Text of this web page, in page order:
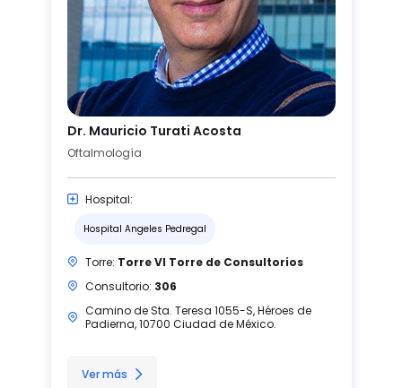
Dr. Mauricio Turati Acosta
Oftalmología
Hospital:
Hospital Angeles Pedregal
Torre: Torre VI Torre de Consultorios
Consultorio: 306
Camino de Sta. Teresa 1055-S, Héroes de
Padierna, 10700 Ciudad de México.
Ver más